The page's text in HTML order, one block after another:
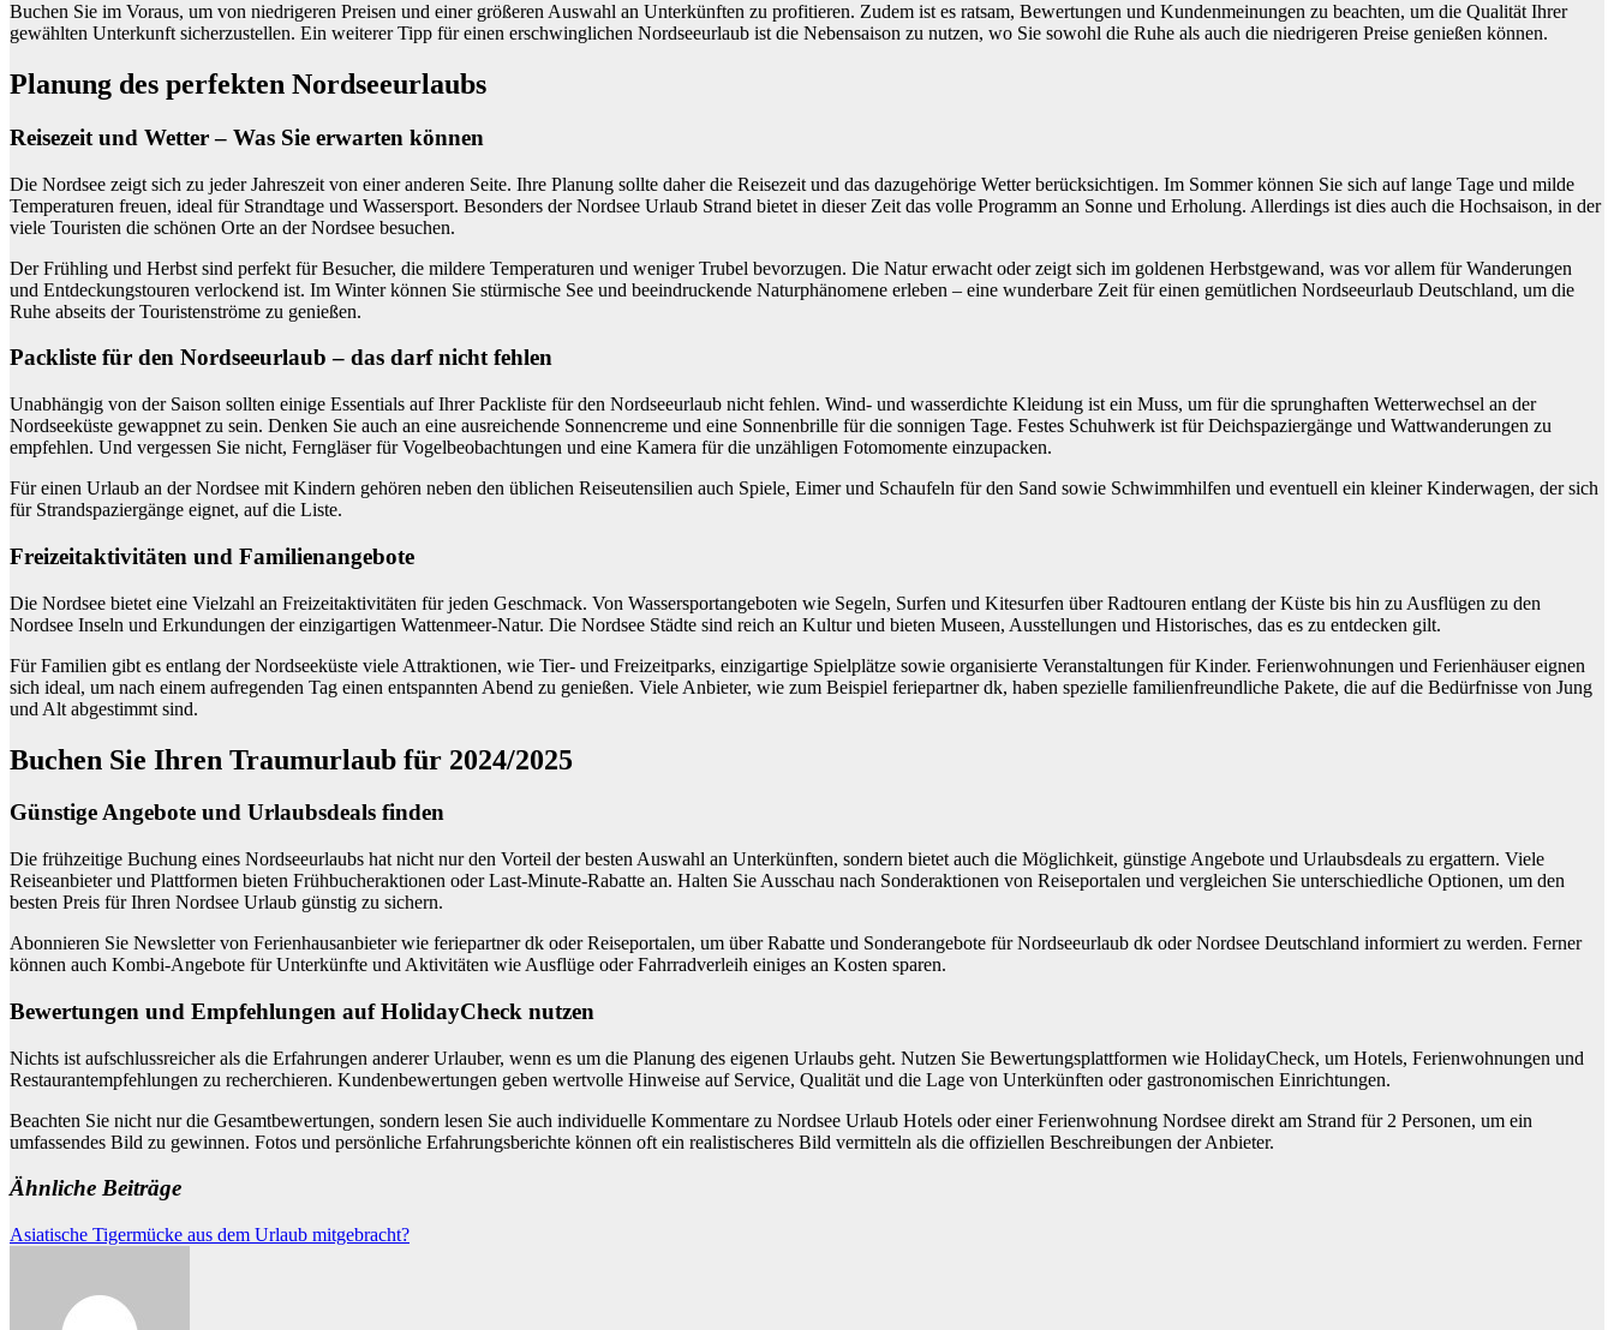
Buchen Sie im Voraus, um von niedrigeren Preisen und einer größeren Auswahl an Unterkünften zu profitieren. Zudem ist es ratsam, Bewertungen und Kundenmeinungen zu beachten, um die Qualität Ihrer
gewählten Unterkunft sicherzustellen. Ein weiterer Tipp für einen erschwinglichen Nordseeurlaub ist die Nebensaison zu nutzen, wo Sie sowohl die Ruhe als auch die niedrigeren Preise genießen können.
Planung des perfekten Nordseeurlaubs
Reisezeit und Wetter – Was Sie erwarten können
Die Nordsee zeigt sich zu jeder Jahreszeit von einer anderen Seite. Ihre Planung sollte daher die Reisezeit und das dazugehörige Wetter berücksichtigen. Im Sommer können Sie sich auf lange Tage und milde
Temperaturen freuen, ideal für Strandtage und Wassersport. Besonders der Nordsee Urlaub Strand bietet in dieser Zeit das volle Programm an Sonne und Erholung. Allerdings ist dies auch die Hochsaison, in der
viele Touristen die schönen Orte an der Nordsee besuchen.
Der Frühling und Herbst sind perfekt für Besucher, die mildere Temperaturen und weniger Trubel bevorzugen. Die Natur erwacht oder zeigt sich im goldenen Herbstgewand, was vor allem für Wanderungen
und Entdeckungstouren verlockend ist. Im Winter können Sie stürmische See und beeindruckende Naturphänomene erleben – eine wunderbare Zeit für einen gemütlichen Nordseeurlaub Deutschland, um die
Ruhe abseits der Touristenströme zu genießen.
Packliste für den Nordseeurlaub – das darf nicht fehlen
Unabhängig von der Saison sollten einige Essentials auf Ihrer Packliste für den Nordseeurlaub nicht fehlen. Wind- und wasserdichte Kleidung ist ein Muss, um für die sprunghaften Wetterwechsel an der
Nordseeküste gewappnet zu sein. Denken Sie auch an eine ausreichende Sonnencreme und eine Sonnenbrille für die sonnigen Tage. Festes Schuhwerk ist für Deichspaziergänge und Wattwanderungen zu
empfehlen. Und vergessen Sie nicht, Ferngläser für Vogelbeobachtungen und eine Kamera für die unzähligen Fotomomente einzupacken.
Für einen Urlaub an der Nordsee mit Kindern gehören neben den üblichen Reiseutensilien auch Spiele, Eimer und Schaufeln für den Sand sowie Schwimmhilfen und eventuell ein kleiner Kinderwagen, der sich
für Strandspaziergänge eignet, auf die Liste.
Freizeitaktivitäten und Familienangebote
Die Nordsee bietet eine Vielzahl an Freizeitaktivitäten für jeden Geschmack. Von Wassersportangeboten wie Segeln, Surfen und Kitesurfen über Radtouren entlang der Küste bis hin zu Ausflügen zu den
Nordsee Inseln und Erkundungen der einzigartigen Wattenmeer-Natur. Die Nordsee Städte sind reich an Kultur und bieten Museen, Ausstellungen und Historisches, das es zu entdecken gilt.
Für Familien gibt es entlang der Nordseeküste viele Attraktionen, wie Tier- und Freizeitparks, einzigartige Spielplätze sowie organisierte Veranstaltungen für Kinder. Ferienwohnungen und Ferienhäuser eignen
sich ideal, um nach einem aufregenden Tag einen entspannten Abend zu genießen. Viele Anbieter, wie zum Beispiel feriepartner dk, haben spezielle familienfreundliche Pakete, die auf die Bedürfnisse von Jung
und Alt abgestimmt sind.
Buchen Sie Ihren Traumurlaub für 2024/2025
Günstige Angebote und Urlaubsdeals finden
Die frühzeitige Buchung eines Nordseeurlaubs hat nicht nur den Vorteil der besten Auswahl an Unterkünften, sondern bietet auch die Möglichkeit, günstige Angebote und Urlaubsdeals zu ergattern. Viele
Reiseanbieter und Plattformen bieten Frühbucheraktionen oder Last-Minute-Rabatte an. Halten Sie Ausschau nach Sonderaktionen von Reiseportalen und vergleichen Sie unterschiedliche Optionen, um den
besten Preis für Ihren Nordsee Urlaub günstig zu sichern.
Abonnieren Sie Newsletter von Ferienhausanbieter wie feriepartner dk oder Reiseportalen, um über Rabatte und Sonderangebote für Nordseeurlaub dk oder Nordsee Deutschland informiert zu werden. Ferner
können auch Kombi-Angebote für Unterkünfte und Aktivitäten wie Ausflüge oder Fahrradverleih einiges an Kosten sparen.
Bewertungen und Empfehlungen auf HolidayCheck nutzen
Nichts ist aufschlussreicher als die Erfahrungen anderer Urlauber, wenn es um die Planung des eigenen Urlaubs geht. Nutzen Sie Bewertungsplattformen wie HolidayCheck, um Hotels, Ferienwohnungen und
Restaurantempfehlungen zu recherchieren. Kundenbewertungen geben wertvolle Hinweise auf Service, Qualität und die Lage von Unterkünften oder gastronomischen Einrichtungen.
Beachten Sie nicht nur die Gesamtbewertungen, sondern lesen Sie auch individuelle Kommentare zu Nordsee Urlaub Hotels oder einer Ferienwohnung Nordsee direkt am Strand für 2 Personen, um ein
umfassendes Bild zu gewinnen. Fotos und persönliche Erfahrungsberichte können oft ein realistischeres Bild vermitteln als die offiziellen Beschreibungen der Anbieter.
Ähnliche Beiträge
Beitragsnavigation
Asiatische Tigermücke aus dem Urlaub mitgebracht?